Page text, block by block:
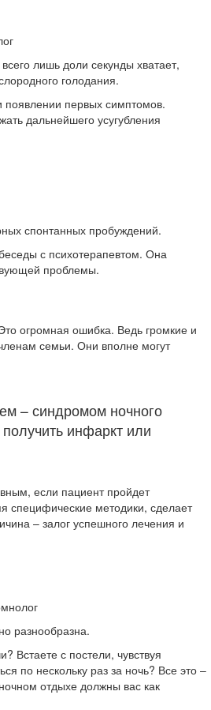
лишь доли секунды хватает,
голодания.
появлении первых симптомов.
дальнейшего усугубления
спонтанных пробуждений.
с психотерапевтом. Она
проблемы.
огромная ошибка. Ведь громкие и
семьи. Они вполне могут
– синдромом ночного
инфаркт или
если пациент пройдет
специфические методики, сделает
– залог успешного лечения и
разнообразна.
Встаете с постели, чувствуя
по нескольку раз за ночь? Все это –
отдыхе должны вас как